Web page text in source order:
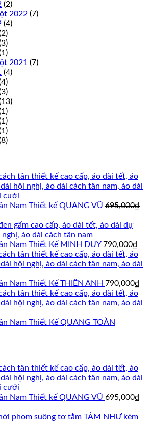
(2)
2022 (7)
(4)
2021 (7)
(4)
Nam Thiết kế QUANG VŨ 695,000₫
Nam Thiết Kế MINH DUY 790,000₫
Nam Thiết Kế THIÊN ANH 790,000₫
Nam Thiết Kế QUANG TOÀN
Nam Thiết kế QUANG VŨ 695,000₫